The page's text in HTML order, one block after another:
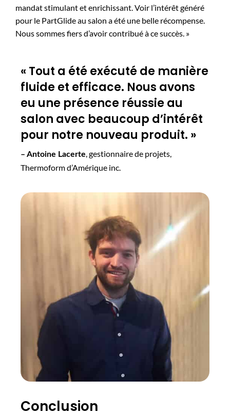
mandat stimulant et enrichissant. Voir l’intérêt généré
pour le PartGlide au salon a été une belle récompense.
Nous sommes fiers d’avoir contribué à ce succès. »
« Tout a été exécuté de manière
fluide et efficace. Nous avons
eu une présence réussie au
salon avec beaucoup d’intérêt
pour notre nouveau produit. »
– Antoine Lacerte , gestionnaire de projets,
Thermoform d’Amérique inc.
Conclusion